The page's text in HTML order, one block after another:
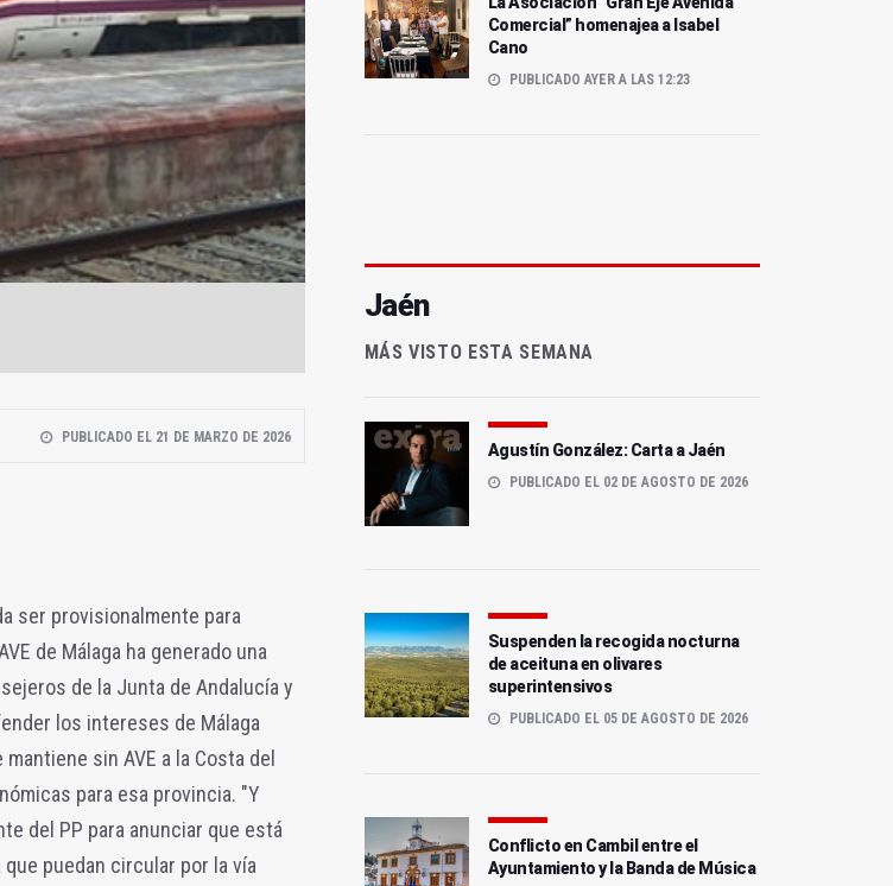
PUBLICADO EL 21 DE MARZO DE 2026
ser provisionalmente para
de Málaga ha generado una
de la Junta de Andalucía y
los intereses de Málaga
sin AVE a la Costa del
para esa provincia. "Y
del PP para anunciar que está
puedan circular por la vía
Comercial” homenajea a Isabel
Cano
PUBLICADO AYER A LAS 12:23
Jaén
MÁS VISTO ESTA SEMANA
Agustín González: Carta a Jaén
PUBLICADO EL 02 DE AGOSTO DE 2026
Suspenden la recogida nocturna
de aceituna en olivares
superintensivos
PUBLICADO EL 05 DE AGOSTO DE 2026
Conflicto en Cambil entre el
Ayuntamiento y la Banda de Música